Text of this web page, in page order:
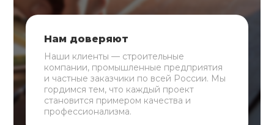
Нам доверяют
Наши клиенты — строительные
компании, промышленные предприятия
и частные заказчики по всей России. Мы
гордимся тем, что каждый проект
становится примером качества и
профессионализма.